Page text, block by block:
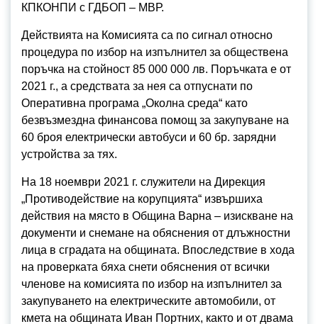
КПКОНПИ с ГДБОП – МВР.
Действията на Комисията са по сигнал относно
процедура по избор на изпълнител за обществена
поръчка на стойност 85 000 000 лв. Поръчката е от
2021 г., а средствата за нея са отпуснати по
Оперативна програма „Околна среда“ като
безвъзмездна финансова помощ за закупуване на
60 броя електрически автобуси и 60 бр. зарядни
устройства за тях.
На 18 ноември 2021 г. служители на Дирекция
„Противодействие на корупцията“ извършиха
действия на място в Община Варна – изискване на
документи и снемане на обяснения от длъжностни
лица в сградата на общината. Впоследствие в хода
на проверката бяха снети обяснения от всички
членове на комисията по избор на изпълнител за
закупуването на електрическите автомобили, от
кмета на общината Иван Портних, както и от двама